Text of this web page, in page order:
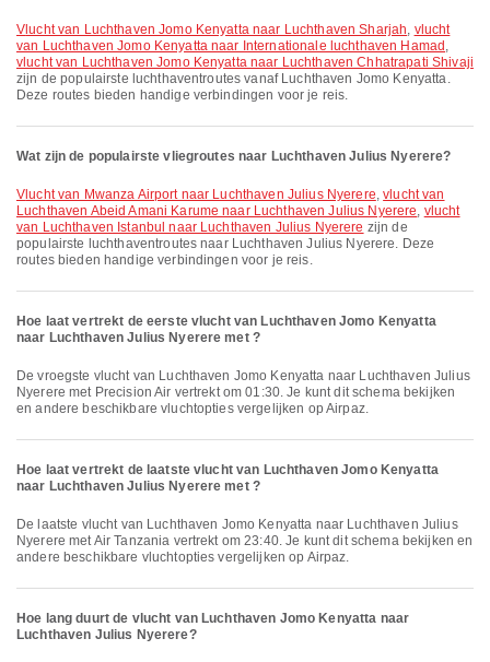
vlucht van Luchthaven Jomo Kenyatta naar Luchthaven Sharjah, vlucht
van Luchthaven Jomo Kenyatta naar Internationale luchthaven Hamad ,
vlucht van Luchthaven Jomo Kenyatta naar Luchthaven Chhatrapati Shivaji
zijn de populairste luchthaventroutes vanaf Luchthaven Jomo Kenyatta.
Deze routes bieden handige verbindingen voor je reis.
Wat zijn de populairste vliegroutes naar Luchthaven Julius Nyerere?
vlucht van Mwanza Airport naar Luchthaven Julius Nyerere,vlucht van
Luchthaven Abeid Amani Karume naar Luchthaven Julius Nyerere, vlucht
van Luchthaven Istanbul naar Luchthaven Julius Nyerere zijn de
populairste luchthaventroutes naar Luchthaven Julius Nyerere. Deze
routes bieden handige verbindingen voor je reis.
Hoe laat vertrekt de eerste vlucht van Luchthaven Jomo Kenyatta
naar Luchthaven Julius Nyerere met ?
De vroegste vlucht van Luchthaven Jomo Kenyatta naar Luchthaven Julius
Nyerere met Precision Air vertrekt om 01:30. Je kunt dit schema bekijken
en andere beschikbare vluchtopties vergelijken op Airpaz.
Hoe laat vertrekt de laatste vlucht van Luchthaven Jomo Kenyatta
naar Luchthaven Julius Nyerere met ?
De laatste vlucht van Luchthaven Jomo Kenyatta naar Luchthaven Julius
Nyerere met Air Tanzania vertrekt om 23:40. Je kunt dit schema bekijken en
andere beschikbare vluchtopties vergelijken op Airpaz.
Hoe lang duurt de vlucht van Luchthaven Jomo Kenyatta naar
Luchthaven Julius Nyerere?